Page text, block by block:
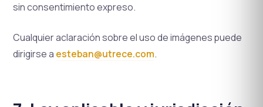
sin consentimiento expreso.
Cualquier aclaración sobre el uso de imágenes puede
dirigirse a esteban@utrece.com.